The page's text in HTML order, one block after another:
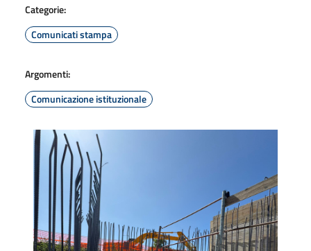
Categorie:
Comunicati stampa
Argomenti:
Comunicazione istituzionale